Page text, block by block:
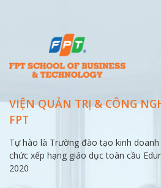
VIỆN QUẢN TRỊ & CÔNG
FPT
Tự hào là Trường đào tạo kinh
chức xếp hạng giáo dục toàn cầu
2020